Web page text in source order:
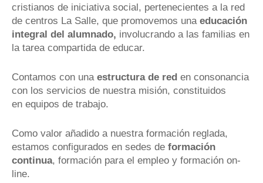
cristianos de iniciativa social, pertenecientes a la red
de centros La Salle, que promovemos una educación
integral del alumnado, involucrando a las familias en
la tarea compartida de educar.
Contamos con una estructura de red en consonancia
con los servicios de nuestra misión, constituidos
en equipos de trabajo.
Como valor añadido a nuestra formación reglada,
estamos configurados en sedes de formación
continua, formación para el empleo y formación on-
line.